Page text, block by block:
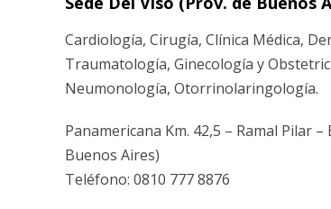
Cardiología, Cirugía, Clínica Médica,
Traumatología, Ginecología y
Neumonología, Otorrinolaringología.
Panamericana Km. 42,5 – Ramal Pilar
Buenos Aires)
Teléfono: 0810 777 8876